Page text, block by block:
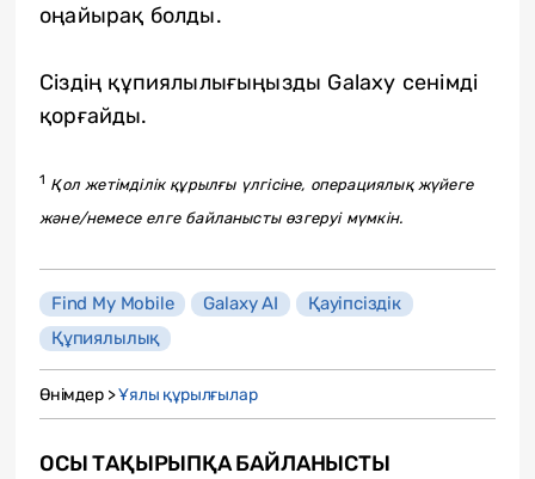
оңайырақ болды.
Сіздің құпиялылығыңызды Galaxy сенімді
қорғайды.
1 Қол жетімділік құрылғы үлгісіне, операциялық жүйеге
және/немесе елге байланысты өзгеруі мүмкін.
Find My Mobile Galaxy AI
Қауіпсіздік
Құпиялылық
Өнімдер >Ұялы құрылғылар
ОСЫ ТАҚЫРЫПҚА БАЙЛАНЫСТЫ